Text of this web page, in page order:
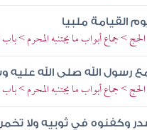
القيامة ملبيا
> جماع أبواب ما يجتنبه المحرم >
مع رسول الله صلى الله
> جماع أبواب ما يجتنبه المحرم >
وكفنوه في ثوبيه ولا